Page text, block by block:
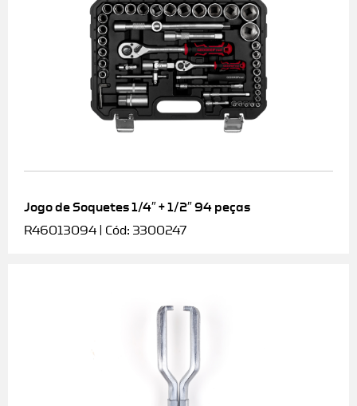
Jogo de Soquetes 1/4″ + 1/2″ 94 peças
R46013094 | Cód: 3300247